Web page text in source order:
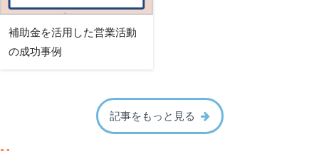
補助金を活用した営業活動
の成功事例
記事をもっと見る